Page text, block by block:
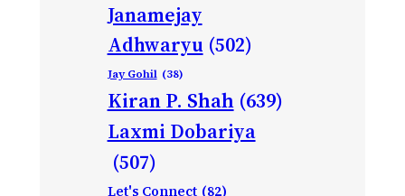
Janamejay
Adhwaryu (502)
Jay Gohil (38)
Kiran P. Shah (639)
Laxmi Dobariya
(507)
Let's Connect (82)